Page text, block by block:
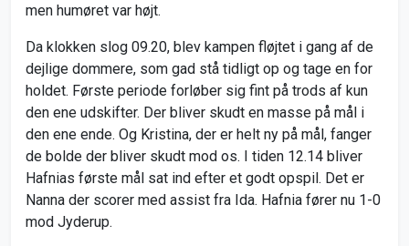
men humøret var højt.
Da klokken slog 09.20, blev kampen fløjtet i gang af de
dejlige dommere, som gad stå tidligt op og tage en for
holdet. Første periode forløber sig fint på trods af kun
den ene udskifter. Der bliver skudt en masse på mål i
den ene ende. Og Kristina, der er helt ny på mål, fanger
de bolde der bliver skudt mod os. I tiden 12.14 bliver
Hafnias første mål sat ind efter et godt opspil. Det er
Nanna der scorer med assist fra Ida. Hafnia fører nu 1-0
mod Jyderup.